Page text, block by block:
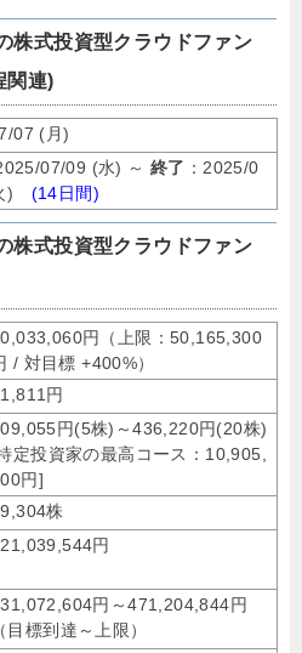
株式投資型クラウドファン
関連)
07 (月)
07/09 (水) ～終了 ：2025/0
) (14日間)
株式投資型クラウドファン
円（上限：50,165,300
/ 対目標 +400%）
円
円(5株)～436,220円(20株)
定投資家の最高コース：10,905,
円]
株
円
円～471,204,844円
（目標到達～上限）